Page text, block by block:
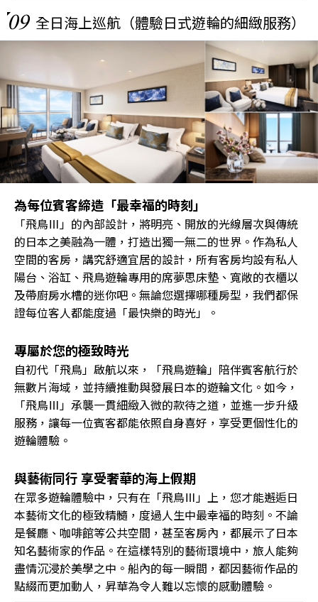
09 全日海上巡航（體驗日式遊輪的細緻服務）
為每位賓客締造「最幸福的時刻」
「飛鳥Ⅲ」的內部設計，將明亮、開放的光線層次與傳統
的日本之美融為一體，打造出獨一無二的世界。作為私人
空間的客房，講究舒適宜居的設計，所有客房均設有私人
陽台、浴缸、飛鳥遊輪專用的席夢思床墊、寬敞的衣櫃以
及帶廚房水槽的迷你吧。無論您選擇哪種房型，我們都保
證每位客人都能度過「最快樂的時光」。
專屬於您的極致時光
自初代「飛鳥」啟航以來，「飛鳥遊輪」陪伴賓客航行於
無數片海域，並持續推動與發展日本的遊輪文化。如今，
「飛鳥Ⅲ」承襲一貫細緻入微的款待之道，並進一步升級
服務，讓每一位賓客都能依照自身喜好，享受更個性化的
遊輪體驗。
與藝術同行 享受奢華的海上假期
在眾多遊輪體驗中，只有在「飛鳥Ⅲ」上，您才能邂逅日
本藝術文化的極致精髓，度過人生中最幸福的時刻。不論
是餐廳、咖啡館等公共空間，甚至客房內，都展示了日本
知名藝術家的作品。在這樣特別的藝術環境中，旅人能夠
盡情沉浸於美學之中。船內的每一瞬間，都因藝術作品的
點綴而更加動人，昇華為令人難以忘懷的感動體驗。